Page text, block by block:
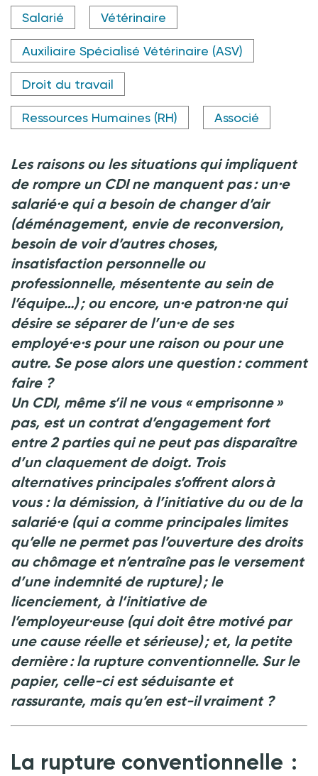
Crédit photo @LIGHTFIELD STUDIOS.adobe.com
Salarié Vétérinaire
Auxiliaire Spécialisé Vétérinaire (ASV)
Droit du travail
Ressources Humaines (RH) Associé
Les raisons ou les situations qui impliquent
de rompre un CDI ne manquent pas : un·e
salarié·e qui a besoin de changer d’air
(déménagement, envie de reconversion,
besoin de voir d’autres choses,
insatisfaction personnelle ou
professionnelle, mésentente au sein de
l’équipe…) ; ou encore, un·e patron·ne qui
désire se séparer de l’un·e de ses
employé·e·s pour une raison ou pour une
autre. Se pose alors une question : comment
faire ?
Un CDI, même s’il ne vous « emprisonne »
pas, est un contrat d’engagement fort
entre 2 parties qui ne peut pas disparaître
d’un claquement de doigt. Trois
alternatives principales s’offrent alors à
vous : la démission, à l’initiative du ou de la
salarié·e (qui a comme principales limites
qu’elle ne permet pas l’ouverture des droits
au chômage et n’entraîne pas le versement
d’une indemnité de rupture) ; le
licenciement, à l’initiative de
l’employeur·euse (qui doit être motivé par
une cause réelle et sérieuse) ; et, la petite
dernière : la rupture conventionnelle. Sur le
papier, celle-ci est séduisante et
rassurante, mais qu’en est-il vraiment ?
La rupture conventionnelle :